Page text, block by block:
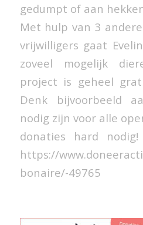
gedumpt of aan
Met hulp van 3
vrijwilligers gaat
zoveel mogelijk
project is geheel
Denk bijvoorbeeld
nodig zijn voor alle
donaties hard
https://
bonaire/-49765